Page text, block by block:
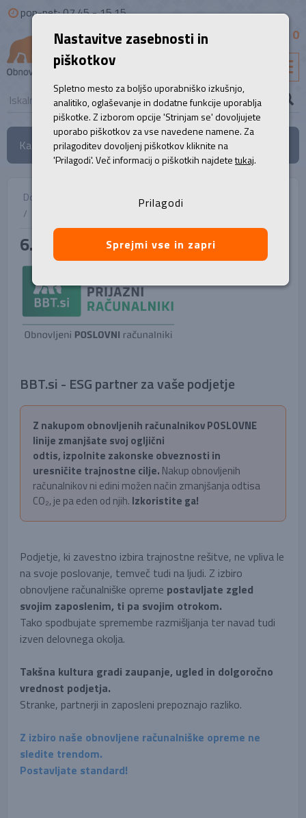
pon-pet: 07.45 - 15.15
0
Kategorije
Domov
7. POGOSTA VPRAŠANJA
/
6. ESG
6. ESG
BBT.si - ESG partner za vaše podjetje
Z nakupom obnovljenih računalnikov POSLOVNE
linije zmanjšate svoj ogljični
odtis, izpolnite zakonske obveznosti in
uresničite trajnostne cilje. Nakup obnovljenih
računalnikov ni edini možen način zmanjšanja odtisa
CO₂, je pa eden od njih. Izkoristite ga!
Podjetje, ki zavestno izbira trajnostne rešitve, ne vpliva le
na svoje poslovanje, temveč tudi na ljudi. Z izbiro
obnovljene računalniške opreme postavljate zgled
svojim zaposlenim, ti pa svojim otrokom.
Tako spodbujate spremembe razmišljanja ter navad tudi
izven delovnega okolja.
Takšna kultura gradi zaupanje, ugled in dolgoročno
vrednost podjetja.
Stranke, partnerji in zaposleni prepoznajo razliko.
Z izbiro naše obnovljene računalniške opreme ne
sledite trendom.
Postavljate standard!
Nastavitve zasebnosti in
piškotkov
Spletno mesto za boljšo uporabniško izkušnjo,
analitiko, oglaševanje in dodatne funkcije uporablja
piškotke. Z izborom opcije 'Strinjam se' dovoljujete
uporabo piškotkov za vse navedene namene. Za
prilagoditev dovoljenj piškotkov kliknite na
'Prilagodi'. Več informacij o piškotkih najdetetukaj.
Prilagodi
Sprejmi vse in zapri